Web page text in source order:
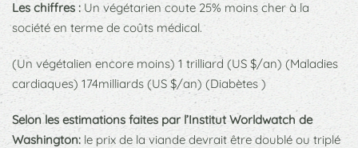
Les chiffres : Un végétarien coute 25% moins cher à la
société en terme de coûts médical.
(Un végétalien encore moins) 1 trilliard (US $/an) (Maladies
cardiaques) 174milliards (US $/an) (Diabètes )
Selon les estimations faites par l’Institut Worldwatch de
Washington: le prix de la viande devrait être doublé ou triplé